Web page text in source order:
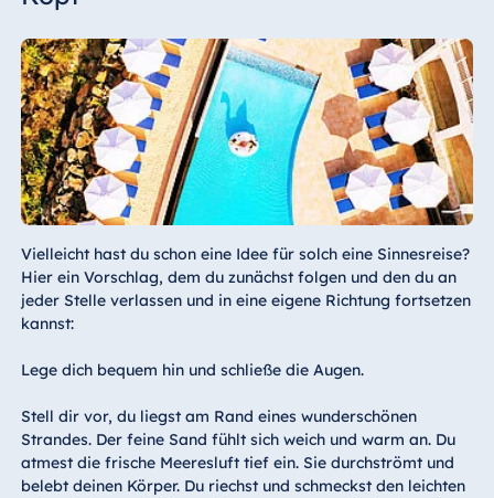
Vielleicht hast du schon eine Idee für solch eine Sinnesreise?
Hier ein Vorschlag, dem du zunächst folgen und den du an
jeder Stelle verlassen und in eine eigene Richtung fortsetzen
kannst:
Lege dich bequem hin und schließe die Augen.
Stell dir vor, du liegst am Rand eines wunderschönen
Strandes. Der feine Sand fühlt sich weich und warm an. Du
atmest die frische Meeresluft tief ein. Sie durchströmt und
belebt deinen Körper. Du riechst und schmeckst den leichten